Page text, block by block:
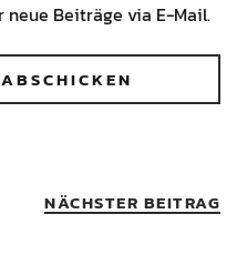
Beiträge via E-Mail.
NÄCHSTER BEITRAG